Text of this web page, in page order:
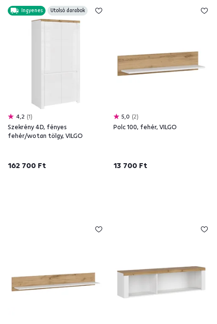
Ingyenes Utolsó darabok
4,2 1
Szekrény 4D, fényes
fehér/wotan tölgy, VILGO
162 700 Ft
5,0 2
Polc 100, fehér, VILGO
13 700 Ft